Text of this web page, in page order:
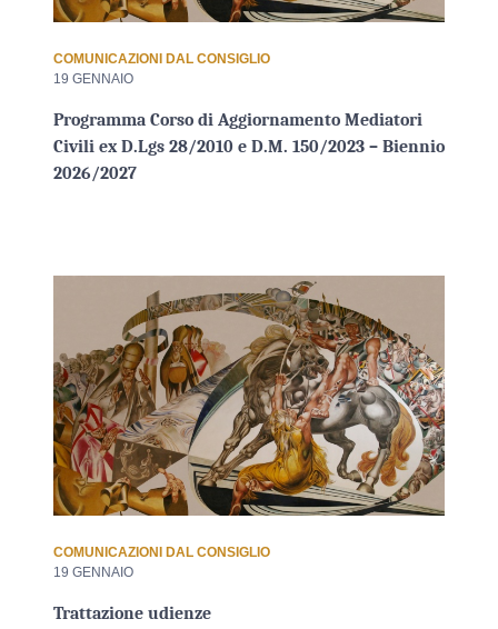
COMUNICAZIONI DAL CONSIGLIO
19 GENNAIO
Programma Corso di Aggiornamento Mediatori
Civili ex D.Lgs 28/2010 e D.M. 150/2023 – Biennio
2026/2027
COMUNICAZIONI DAL CONSIGLIO
19 GENNAIO
Trattazione udienze